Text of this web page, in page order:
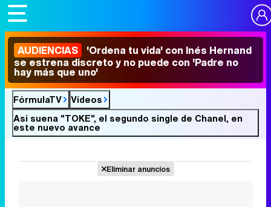
AUDIENCIAS 'Ordena tu vida' con Inés Hernand
se estrena discreto y no puede con 'Padre no
hay más que uno'
FórmulaTV
Vídeos
Así suena "TOKE", el segundo single de Chanel, en
este nuevo avance
Eliminar anuncios